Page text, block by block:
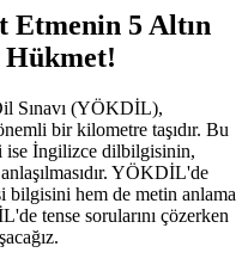
5 Altın
Sınavı (YÖKDİL),
bir kilometre taşıdır. Bu
ise İngilizce dilbilgisinin,
YÖKDİL'de
bilgisini hem de metin anlama
tense sorularını çözerken